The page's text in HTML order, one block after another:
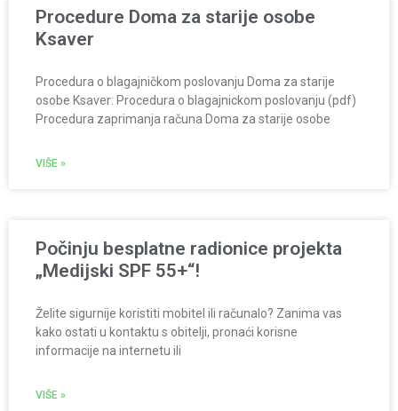
Procedure Doma za starije osobe
Ksaver
Procedura o blagajničkom poslovanju Doma za starije
osobe Ksaver: Procedura o blagajnickom poslovanju (pdf)
Procedura zaprimanja računa Doma za starije osobe
VIŠE »
Počinju besplatne radionice projekta
„Medijski SPF 55+“!
Želite sigurnije koristiti mobitel ili računalo? Zanima vas
kako ostati u kontaktu s obitelji, pronaći korisne
informacije na internetu ili
VIŠE »